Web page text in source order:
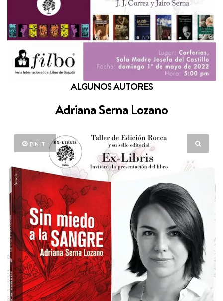
ALGUNOS AUTORES
Adriana Serna Lozano
PIN IT